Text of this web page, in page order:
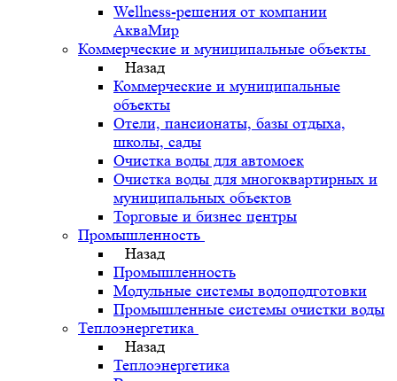
Wellness-решения от компании
АкваМир
Коммерческие и муниципальные объекты
Назад
Коммерческие и муниципальные
объекты
Отели, пансионаты, базы отдыха,
школы, сады
Очистка воды для автомоек
Очистка воды для многоквартирных и
муниципальных объектов
Торговые и бизнес центры
Промышленность
Назад
Промышленность
Модульные системы водоподготовки
Промышленные системы очистки воды
Теплоэнергетика
Назад
Теплоэнергетика